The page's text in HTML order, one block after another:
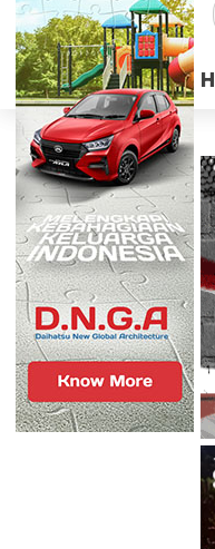
Pearce Ungkap Rahasia